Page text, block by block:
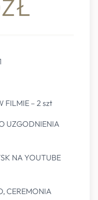
FILMIE – 2 szt
UZGODNIENIA
NA YOUTUBE
CEREMONIA